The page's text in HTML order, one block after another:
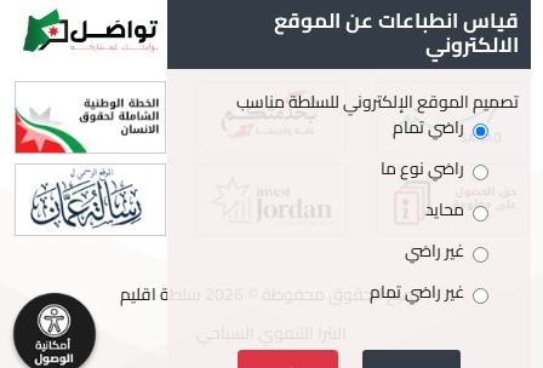
قياس انطباعات عن الموقع
الالكتروني
تصميم الموقع الإلكتروني للسلطة مناسب
راضي تمام
راضي نوع ما
محايد
غير راضي
غير راضي تمام
جميع الحقوق محفوظة © 2026 سلطة اقليم